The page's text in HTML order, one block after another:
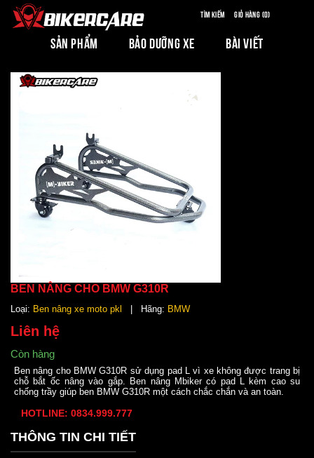
Tìm kiếm Giỏ hàng (0)
SẢN PHẨM BẢO DƯỠNG XE BÀI VIẾT
BEN NÂNG CHO BMW G310R
Loại: Ben nâng xe moto pkl | Hãng: BMW
Liên hệ
Còn hàng
Ben nâng cho BMW G310R sử dụng pad L vì xe không được trang bị
chỗ bắt ốc nâng vào gắp. Ben nâng Mbiker có pad L kèm cao su
chống trầy giúp ben BMW G310R một cách chắc chắn và an toàn.
HOTLINE: 0834.999.777
THÔNG TIN CHI TIẾT